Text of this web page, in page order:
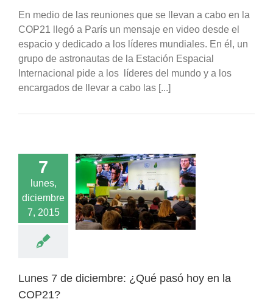
En medio de las reuniones que se llevan a cabo en la
COP21 llegó a París un mensaje en video desde el
espacio y dedicado a los líderes mundiales. En él, un
grupo de astronautas de la Estación Espacial
Internacional pide a los líderes del mundo y a los
encargados de llevar a cabo las [...]
7
lunes,
diciembre
7, 2015
de diciembre:
hoy en la
COP21?
Noticias
Lunes 7 de diciembre: ¿Qué pasó hoy en la
COP21?